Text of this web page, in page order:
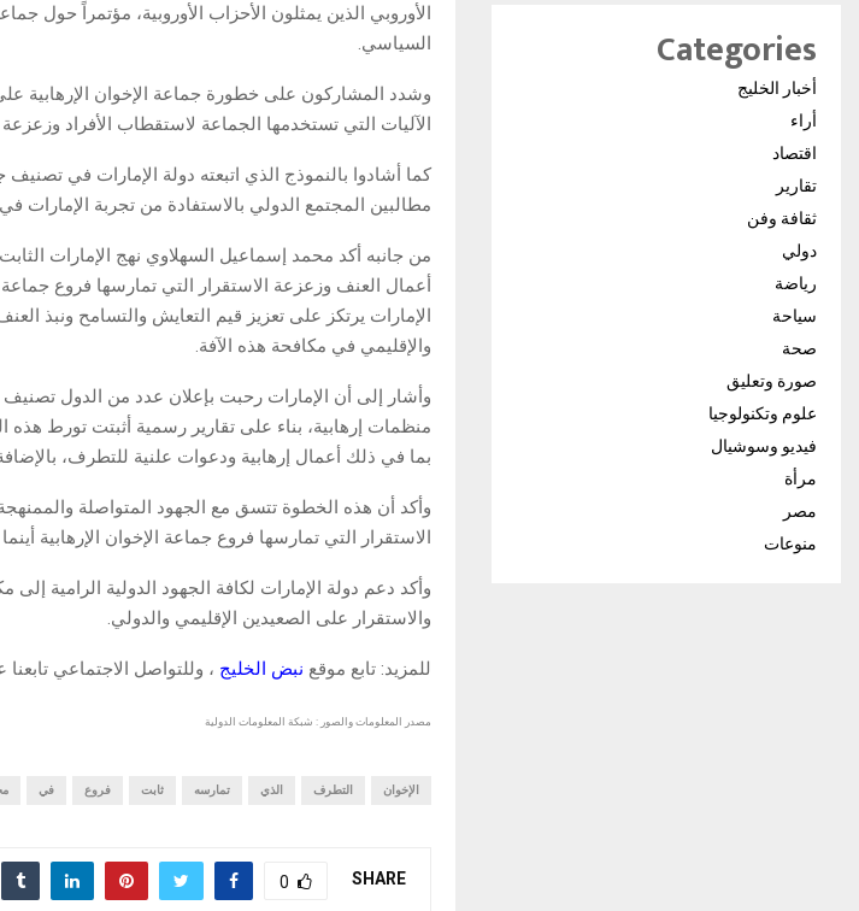
الأوروبي الذين يمثلون الأحزاب الأوروبية، مؤتمراً حول
السياسي.
وشدد المشاركون على خطورة جماعة الإخوان الإرهابية
الآليات التي تستخدمها الجماعة لاستقطاب الأفراد وزعزعة
كما أشادوا بالنموذج الذي اتبعته دولة الإمارات في
مطالبين المجتمع الدولي بالاستفادة من تجربة الإمارات
من جانبه أكد محمد إسماعيل السهلاوي نهج الإمارات
أعمال العنف وزعزعة الاستقرار التي تمارسها فروع جماعة
الإمارات يرتكز على تعزيز قيم التعايش والتسامح ونبذ
والإقليمي في مكافحة هذه الآفة.
وأشار إلى أن الإمارات رحبت بإعلان عدد من الدول
منظمات إرهابية، بناء على تقارير رسمية أثبتت تورط
بما في ذلك أعمال إرهابية ودعوات علنية للتطرف، بالإضافة
وأكد أن هذه الخطوة تتسق مع الجهود المتواصلة
الاستقرار التي تمارسها فروع جماعة الإخوان الإرهابية
وأكد دعم دولة الإمارات لكافة الجهود الدولية الرامية
والاستقرار على الصعيدين الإقليمي والدولي.
للمزيد: تابع موقع نبض الخليج ، وللتواصل الاجتماعي تابعنا
مصدر المعلومات والصور : شبكة المعلومات الدولية
الإخوان التطرف الذي تمارسه ثابت فروع في
SHARE
0
Categories
أخبار الخليج
أراء
اقتصاد
تقارير
ثقافة وفن
دولي
رياضة
سياحة
صحة
صورة وتعليق
علوم وتكنولوجيا
فيديو وسوشيال
مرأة
مصر
منوعات